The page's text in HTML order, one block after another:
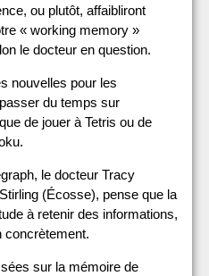
ou plutôt, affaibliront
« working memory »
le docteur en question.
nouvelles pour les
du temps sur
de jouer à Tetris ou de
le docteur Tracy
(Écosse), pense que la
à retenir des informations,
concrètement.
sur la mémoire de